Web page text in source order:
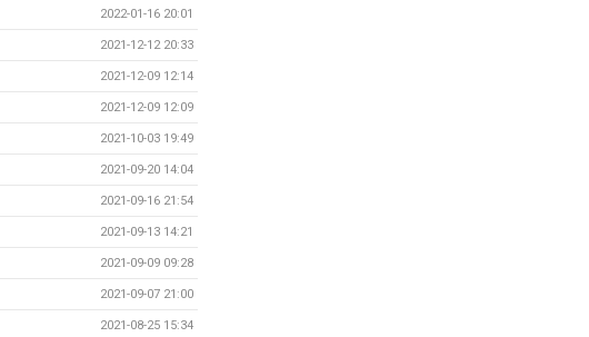
2022-01-16 20:01
2021-12-12 20:33
2021-12-09 12:14
2021-12-09 12:09
2021-10-03 19:49
2021-09-20 14:04
2021-09-16 21:54
2021-09-13 14:21
2021-09-09 09:28
2021-09-07 21:00
2021-08-25 15:34